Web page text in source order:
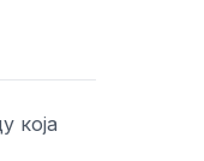
која